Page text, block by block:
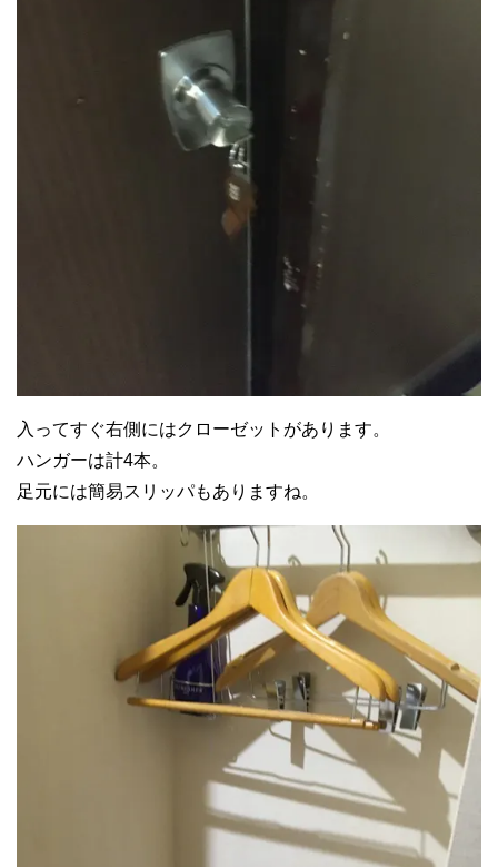
入ってすぐ右側にはクローゼットがあります。
ハンガーは計4本。
足元には簡易スリッパもありますね。